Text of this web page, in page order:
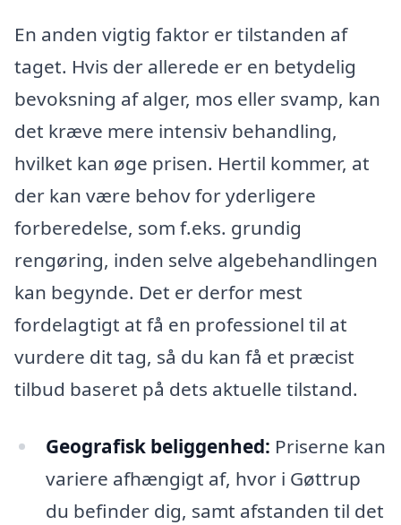
En anden vigtig faktor er tilstanden af
taget. Hvis der allerede er en betydelig
bevoksning af alger, mos eller svamp, kan
det kræve mere intensiv behandling,
hvilket kan øge prisen. Hertil kommer, at
der kan være behov for yderligere
forberedelse, som f.eks. grundig
rengøring, inden selve algebehandlingen
kan begynde. Det er derfor mest
fordelagtigt at få en professionel til at
vurdere dit tag, så du kan få et præcist
tilbud baseret på dets aktuelle tilstand.
Geografisk beliggenhed: Priserne kan
variere afhængigt af, hvor i Gøttrup
du befinder dig, samt afstanden til det